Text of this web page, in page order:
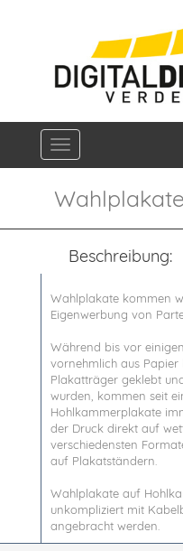
Navigation
Wahlplakate
Beschreibung:
Wahlplakate kommen
Eigenwerbung von
Während bis vor
vornehmlich aus
Plakatträger geklebt
wurden, kommen seit
Hohlkammerplakate
der Druck direkt auf
verschiedensten
auf Plakatständern.
Wahlplakate auf
unkompliziert mit
angebracht werden.